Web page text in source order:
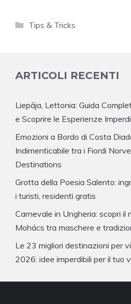
Categorie
Tips & Tricks
ARTICOLI RECENTI
Liepāja, Lettonia: Guida
e Scoprire le Esperienze
Emozioni a Bordo di Costa
Indimenticabile tra i Fiordi
Destinations
Grotta della Poesia Salento:
i turisti, residenti gratis
Carnevale in Ungheria: scopri il
Mohács tra maschere e
Le 23 migliori destinazioni per
2026: idee imperdibili per il tuo